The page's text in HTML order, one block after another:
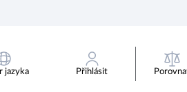
jazyka Přihlásit